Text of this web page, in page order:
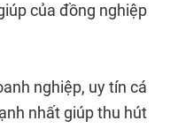
của đồng nghiệp
nghiệp, uy tín cá
nhất giúp thu hút